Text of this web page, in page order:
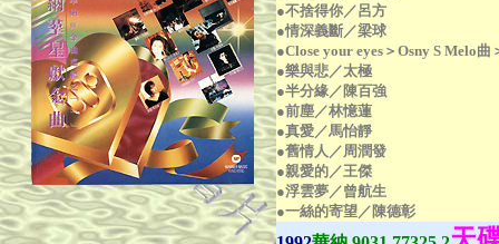
●不捨得你／呂方
●情深義斷／梁球
●Close your eyes＞Osny S Melo曲
●樂與悲／太極
●半分緣／陳百強
●前塵／林憶蓮
●真愛／馬怡靜
●舊情人／周潤發
●親愛的／王傑
●浮雲夢／曾航生
●一絲的寄望／陳德彰